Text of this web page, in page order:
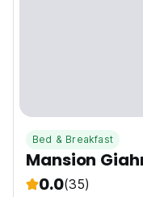
Bed & Breakfast
Mansion
0.0(35)